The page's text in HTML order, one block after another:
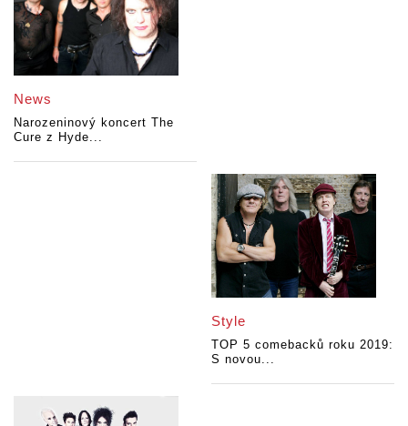
News
Narozeninový koncert The
Cure z Hyde...
Style
TOP 5 comebacků roku 2019:
S novou...